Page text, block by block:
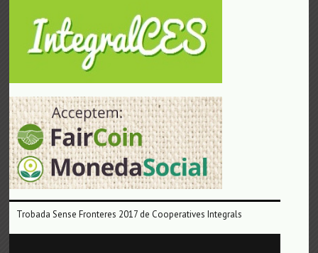
Trobada Sense Fronteres 2017 de Cooperatives Integrals